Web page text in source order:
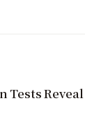
Tests